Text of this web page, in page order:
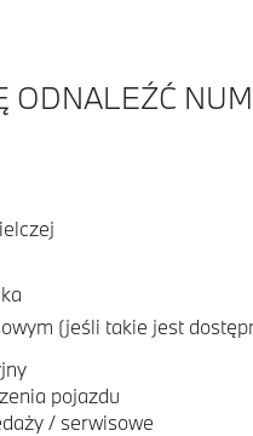
ODNALEŹĆ
(jeśli takie jest
pojazdu
/ serwisowe